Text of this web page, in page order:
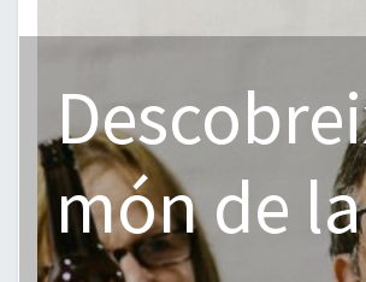
món de la